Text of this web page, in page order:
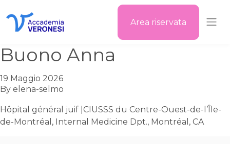
Area riservata
Buono Anna
19 Maggio 2026
By elena-selmo
Hôpital général juif |CIUSSS du Centre-Ouest-de-l’Île-
de-Montréal, Internal Medicine Dpt., Montréal, CA